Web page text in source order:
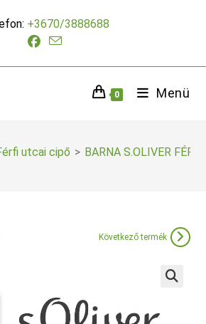
+3670/3888688
0 Menü
utcai cipő > BARNA S.OLIVER
Következő termék